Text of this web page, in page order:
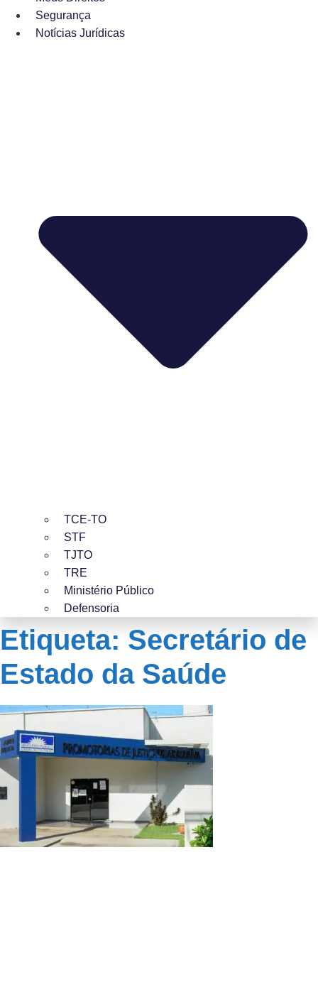
Segurança
Notícias Jurídicas
TCE-TO
STF
TJTO
TRE
Ministério Público
Defensoria
Etiqueta: Secretário de
Estado da Saúde